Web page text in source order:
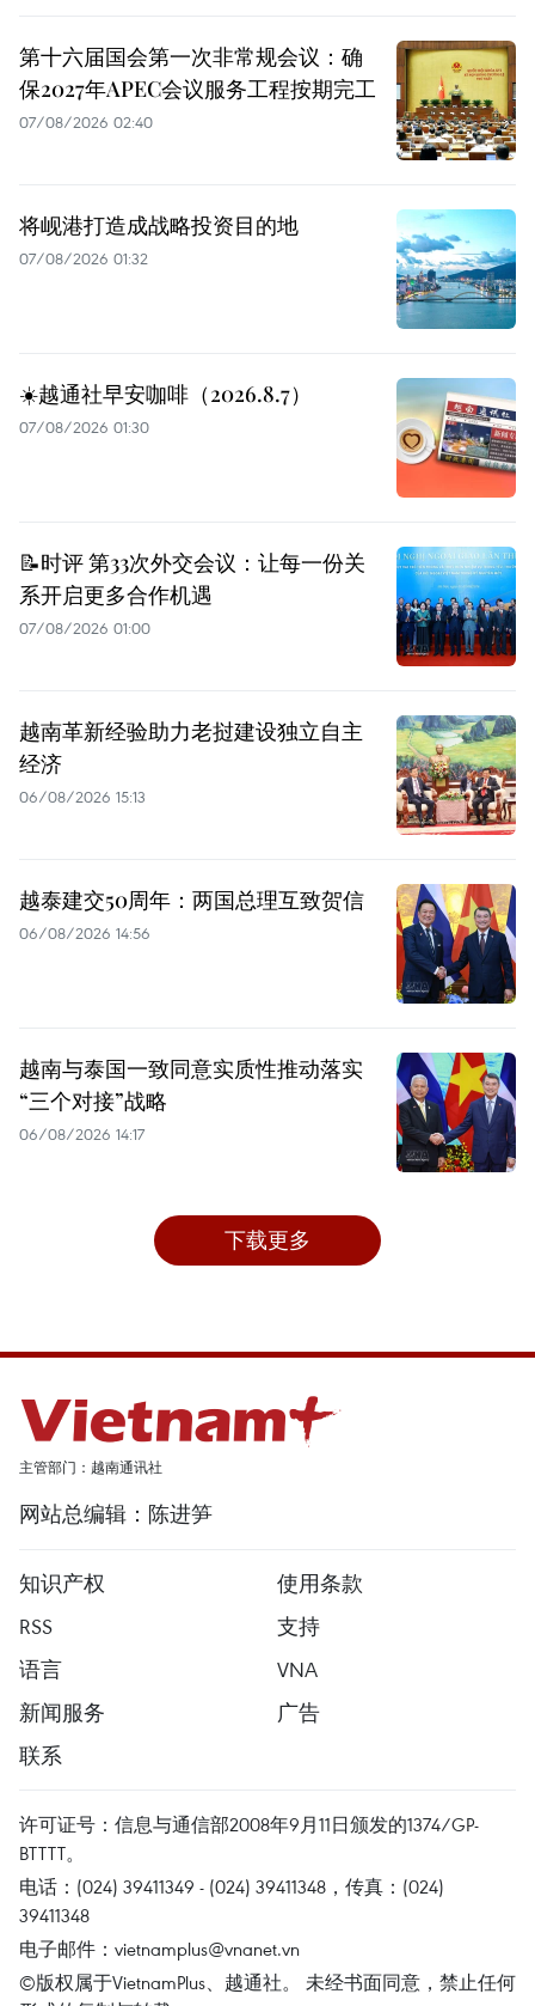
第十六届国会第一次非常规会议：确
保2027年APEC会议服务工程按期完工
07/08/2026 02:40
将岘港打造成战略投资目的地
07/08/2026 01:32
☀️越通社早安咖啡（2026.8.7）
07/08/2026 01:30
📝时评 第33次外交会议：让每一份关
系开启更多合作机遇
07/08/2026 01:00
越南革新经验助力老挝建设独立自主
经济
06/08/2026 15:13
越泰建交50周年：两国总理互致贺信
06/08/2026 14:56
越南与泰国一致同意实质性推动落实
“三个对接”战略
06/08/2026 14:17
下载更多
主管部门：越南通讯社
网站总编辑：陈进笋
知识产权
使用条款
RSS
支持
语言
VNA
新闻服务
广告
联系
许可证号：信息与通信部2008年9月11日颁发的1374/GP-
BTTTT。
电话：(024) 39411349 - (024) 39411348，传真：(024)
39411348
电子邮件： vietnamplus@vnanet.vn
©版权属于VietnamPlus、越通社。 未经书面同意，禁止任何